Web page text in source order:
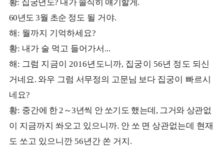
: ?
.
60년도3월 초순 정도 될 거야.
해: 월까지 기억하세요?
황: 내가 술 먹고 들어가서...
해: 그럼 지금이 2016년도니까, 집궁이 56년 정도 되신
거네요. 와우 그럼 서무정의 고문님 보다 집궁이 빠르시
네요?
황: 중간에 한2 ～3년씩 안 쏘기도 했는데, 그거와 상관없
이 지금까지 쏴오고 있으니까. 안 쏘 면 상관없는데 현재
도 쏘고 있으니깐 56년간 쏜 거지.